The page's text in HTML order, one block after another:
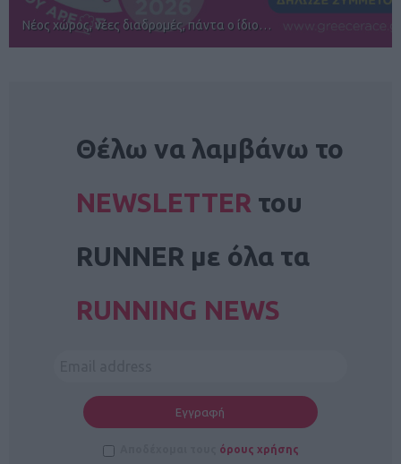
Αγώνες για όλους στην Ρόδο
Θέλω να λαμβάνω το
NEWSLETTER του
RUNNER με όλα τα
RUNNING NEWS
όρους χρήσης